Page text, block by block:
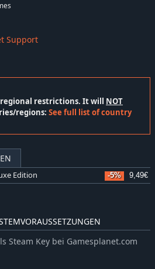
restrictions. It will NOT
regions: See full list of country
Edition -5% 9,49€
Steam Key bei Gamesplanet.com
Support